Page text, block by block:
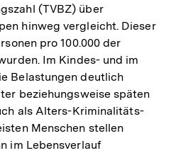
(TVBZ) über
hinweg vergleicht. Dieser
pro 100.000 der
Im Kindes- und im
Belastungen deutlich
beziehungsweise späten
als Alters-Kriminalitäts-
Menschen stellen
im Lebensverlauf